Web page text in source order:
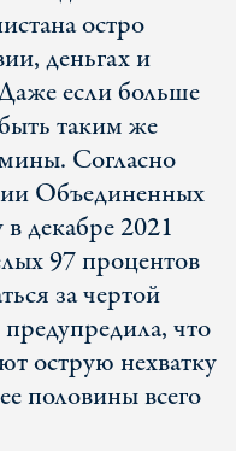
остро
деньгах и
если больше
таким же
Согласно
Объединенных
декабре 2021
97 процентов
за чертой
что
острую нехватку
половины всего